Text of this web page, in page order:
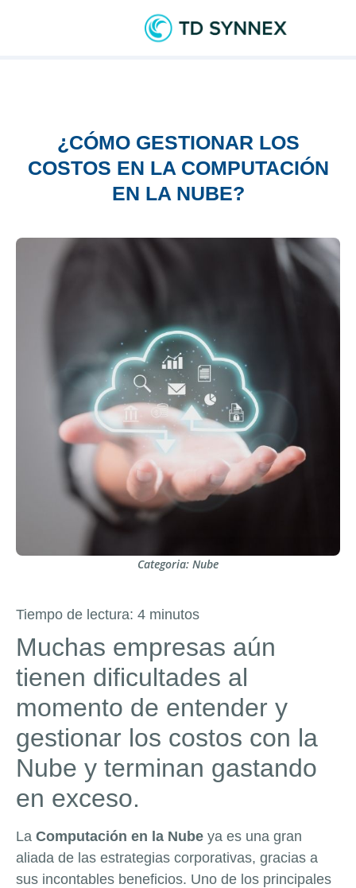
¿CÓMO GESTIONAR LOS
COSTOS EN LA COMPUTACIÓN
EN LA NUBE?
Categoria: Nube
Tiempo de lectura: 4 minutos
Muchas empresas aún
tienen dificultades al
momento de entender y
gestionar los costos con la
Nube y terminan gastando
en exceso.
La Computación en la Nube ya es una gran
aliada de las estrategias corporativas, gracias a
sus incontables beneficios. Uno de los principales